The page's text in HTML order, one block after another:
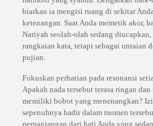
biarkan ia mengisi ruang di sekitar
ketenangan. Saat Anda memetik akor,
Nariyah seolah-olah sedang
rangkaian kata, tetapi sebagai untaian
pujian.
Fokuskan perhatian pada resonansi
Apakah nada tersebut terasa ringan
memiliki bobot yang menenangkan?
sepenuhnya hadir dalam momen
perpanjangan dari hati Anda yang